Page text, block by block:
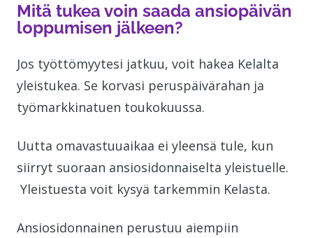
Mitä tukea voin saada ansiopäivän
loppumisen jälkeen?
Jos työttömyytesi jatkuu, voit hakea Kelalta
yleistukea. Se korvasi peruspäivärahan ja
työmarkkinatuen toukokuussa.
Uutta omavastuuaikaa ei yleensä tule, kun
siirryt suoraan ansiosidonnaiselta yleistuelle.
Yleistuesta voit kysyä tarkemmin Kelasta.
Ansiosidonnainen perustuu aiempiin